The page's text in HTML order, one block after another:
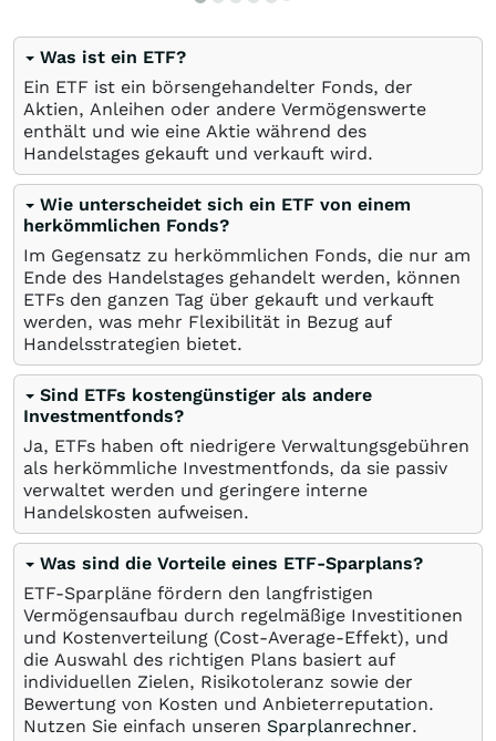
Was ist ein ETF?
Ein ETF ist ein börsengehandelter Fonds, der
Aktien, Anleihen oder andere Vermögenswerte
enthält und wie eine Aktie während des
Handelstages gekauft und verkauft wird.
Wie unterscheidet sich ein ETF von einem
herkömmlichen Fonds?
Im Gegensatz zu herkömmlichen Fonds, die nur am
Ende des Handelstages gehandelt werden, können
ETFs den ganzen Tag über gekauft und verkauft
werden, was mehr Flexibilität in Bezug auf
Handelsstrategien bietet.
Sind ETFs kostengünstiger als andere
Investmentfonds?
Ja, ETFs haben oft niedrigere Verwaltungsgebühren
als herkömmliche Investmentfonds, da sie passiv
verwaltet werden und geringere interne
Handelskosten aufweisen.
Was sind die Vorteile eines ETF-Sparplans?
ETF-Sparpläne fördern den langfristigen
Vermögensaufbau durch regelmäßige Investitionen
und Kostenverteilung (Cost-Average-Effekt), und
die Auswahl des richtigen Plans basiert auf
individuellen Zielen, Risikotoleranz sowie der
Bewertung von Kosten und Anbieterreputation.
Nutzen Sie einfach unseren Sparplanrechner.